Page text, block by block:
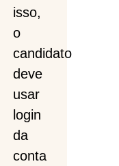
isso,
o
candidato
deve
usar
login
da
conta